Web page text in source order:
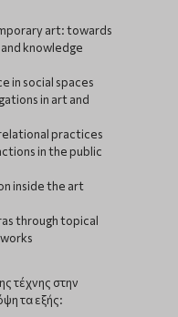
art: towards
knowledge
in social spaces
in art and
practices
in the public
inside the art
through topical
τέχνης στην
τα εξής: